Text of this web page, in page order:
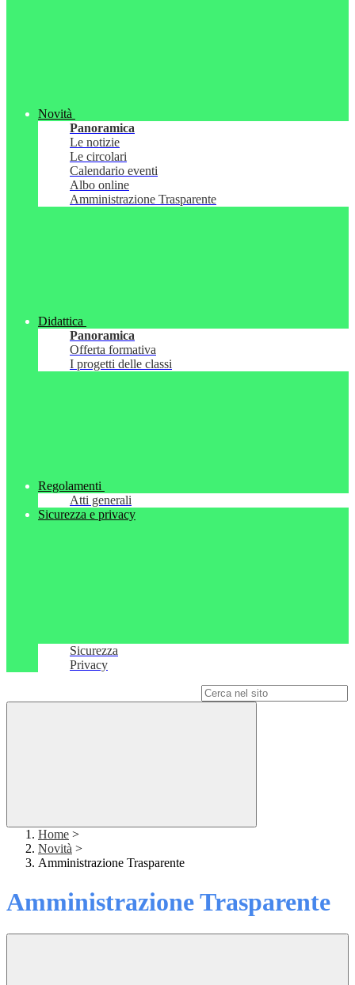
Novità
Panoramica
Le notizie
Le circolari
Calendario eventi
Albo online
Amministrazione Trasparente
Didattica
Panoramica
Offerta formativa
I progetti delle classi
Regolamenti
Atti generali
Sicurezza e privacy
Sicurezza
Privacy
Home >
Novità >
Amministrazione Trasparente
Amministrazione Trasparente